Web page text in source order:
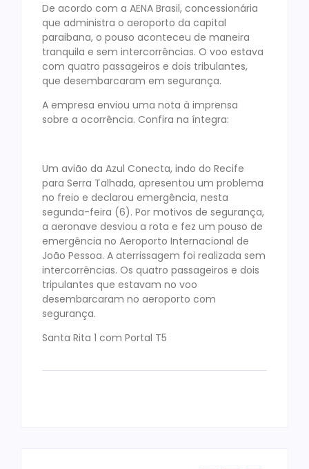
De acordo com a AENA Brasil, concessionária
que administra o aeroporto da capital
paraibana, o pouso aconteceu de maneira
tranquila e sem intercorrências. O voo estava
com quatro passageiros e dois tribulantes,
que desembarcaram em segurança.
A empresa enviou uma nota à imprensa
sobre a ocorrência. Confira na íntegra:
Um avião da Azul Conecta, indo do Recife
para Serra Talhada, apresentou um problema
no freio e declarou emergência, nesta
segunda-feira (6). Por motivos de segurança,
a aeronave desviou a rota e fez um pouso de
emergência no Aeroporto Internacional de
João Pessoa. A aterrissagem foi realizada sem
intercorrências. Os quatro passageiros e dois
tripulantes que estavam no voo
desembarcaram no aeroporto com
segurança.
Santa Rita 1 com Portal T5